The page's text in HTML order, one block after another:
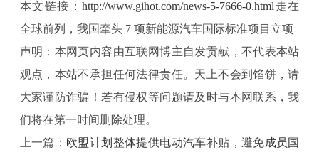
心部件，其热管理系统至关重要，直接影响电池使用寿
命与安全性。本次新立项《电动道路车辆动力电池包和
系统热管理系统测试方法第 1 部分：通用测试》（ISO /
AWI TS 25344-1）及《电动道路车辆动力电池包及系统
热管理系统测试方法第 2 部分：液冷 / 热系统》（ISO /
AWI TR 25344-2）两项标准，旨在确立全球统一的电动
道路车辆动力电池热管理系统性能评价方法，为全球动
本文链接：http://www.gihot.com/news-5-7666-0.html 走在
全球前列，我国牵头 7 项新能源汽车国际标准项目立项
声明：本网页内容由互联网博主自发贡献，不代表本站
观点，本站不承担任何法律责任。天上不会到馅饼，请
大家谨防诈骗！若有侵权等问题请及时与本网联系，我
们将在第一时间删除处理。
上一篇： 欧盟计划整体提供电动汽车补贴，避免成员国